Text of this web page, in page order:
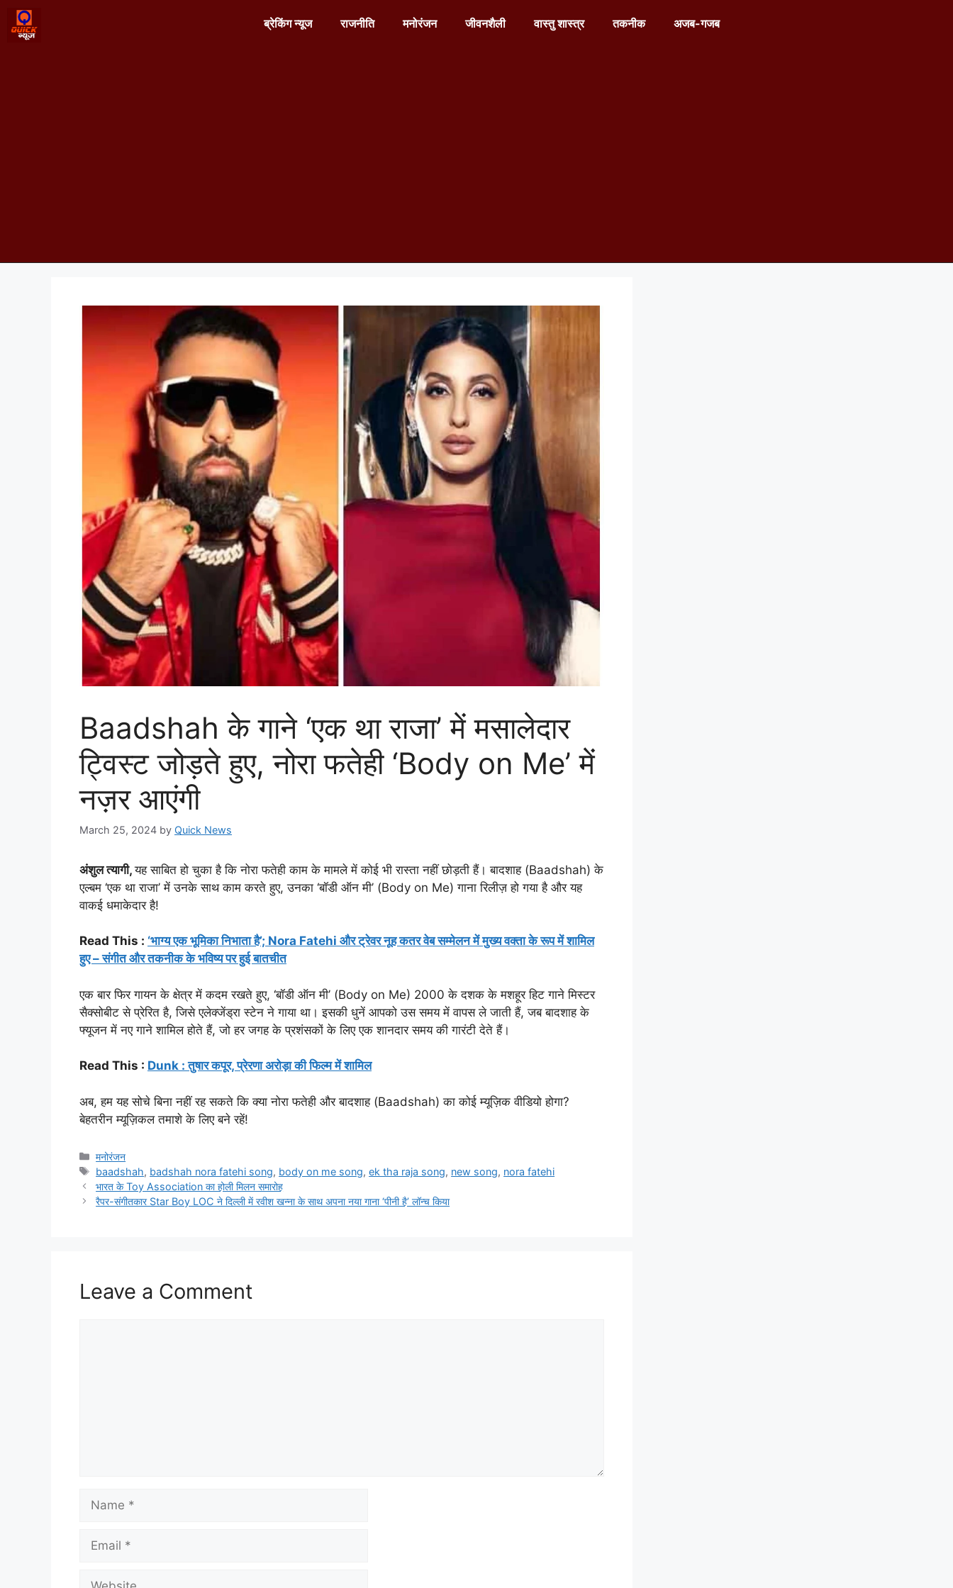
ब्रेकिंग न्यूज राजनीति मनोरंजन जीवनशैली वास्तु शास्त्र तकनीक अजब-गजब
Baadshah के गाने ‘एक था राजा’ में मसालेदार
ट्विस्ट जोड़ते हुए, नोरा फतेही ‘Body on Me’ में
नज़र आएंगी
March 25, 2024 by Quick News
अंशुल त्यागी,यह साबित हो चुका है कि नोरा फतेही काम के मामले में कोई भी रास्ता नहीं छोड़ती हैं। बादशाह (Baadshah) के
एल्बम ‘एक था राजा’ में उनके साथ काम करते हुए, उनका ‘बॉडी ऑन मी’ (Body on Me) गाना रिलीज़ हो गया है और यह
वाकई धमाकेदार है!
Read This : ‘भाग्य एक भूमिका निभाता है’; Nora Fatehi और ट्रेवर नूह कतर वेब सम्मेलन में मुख्य वक्ता के रूप में शामिल
हुए – संगीत और तकनीक के भविष्य पर हुई बातचीत
एक बार फिर गायन के क्षेत्र में कदम रखते हुए, ‘बॉडी ऑन मी’ (Body on Me) 2000 के दशक के मशहूर हिट गाने मिस्टर
सैक्सोबीट से प्रेरित है, जिसे एलेक्जेंड्रा स्टेन ने गाया था। इसकी धुनें आपको उस समय में वापस ले जाती हैं, जब बादशाह के
फ्यूजन में नए गाने शामिल होते हैं, जो हर जगह के प्रशंसकों के लिए एक शानदार समय की गारंटी देते हैं।
Read This : Dunk : तुषार कपूर, प्रेरणा अरोड़ा की फिल्म में शामिल
अब, हम यह सोचे बिना नहीं रह सकते कि क्या नोरा फतेही और बादशाह (Baadshah) का कोई म्यूज़िक वीडियो होगा?
बेहतरीन म्यूज़िकल तमाशे के लिए बने रहें!
मनोरंजन
baadshah, badshah nora fatehi song, body on me song,ek tha raja song, new song, nora fatehi
भारत के Toy Association का होली मिलन समारोह
रैपर-संगीतकार Star Boy LOC ने दिल्ली में रवीश खन्ना के साथ अपना नया गाना ‘पीनी है’ लॉन्च किया
Leave a Comment